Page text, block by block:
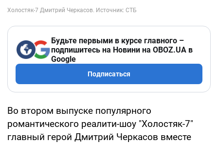
Будьте первыми в курсе главного –
подпишитесь на Новини на OBOZ.UA в
Google
Подписаться
Во втором выпуске популярного
романтического реалити-шоу "Холостяк-7"
главный герой Дмитрий Черкасов вместе